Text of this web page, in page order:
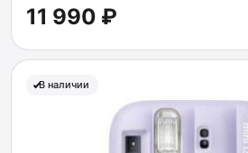
11 990 ₽
В наличии